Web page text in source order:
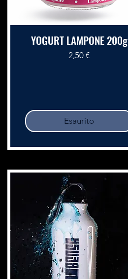
YOGURT LAMPONE 200g
Prezzo
2,50 €
Esaurito